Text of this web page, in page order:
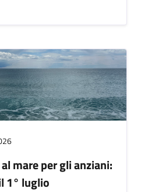
mare per gli anziani:
1° luglio